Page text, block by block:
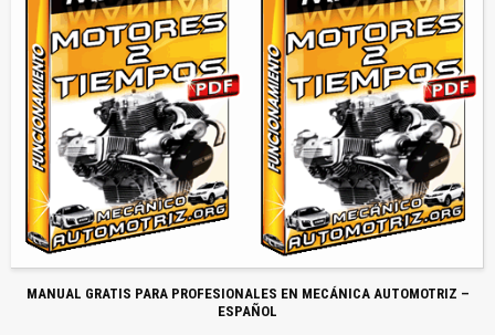
MANUAL GRATIS PARA PROFESIONALES EN MECÁNICA AUTOMOTRIZ –
ESPAÑOL